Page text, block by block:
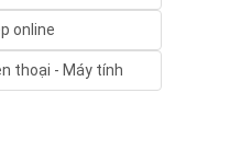
online
thoại - Máy tính